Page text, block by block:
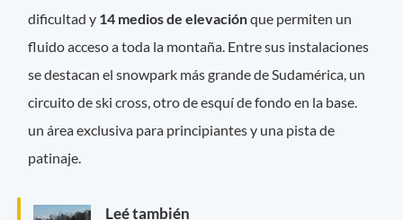
dificultad y 14 medios de elevaciónque permiten un
fluido acceso a toda la montaña. Entre sus instalaciones
se destacan el snowpark más grande de Sudamérica, un
circuito de ski cross, otro de esquí de fondo en la base.
un área exclusiva para principiantes y una pista de
patinaje.
Leé también